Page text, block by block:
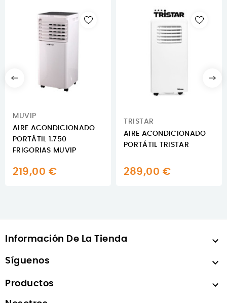
MUVIP
AIRE ACONDICIONADO
PORTÁTIL 1.750
FRIGORIAS MUVIP
219,00 €
TRISTAR
AIRE ACONDICIONADO
PORTÁTIL TRISTAR
289,00 €
Información De La Tienda 
Síguenos 
Productos 